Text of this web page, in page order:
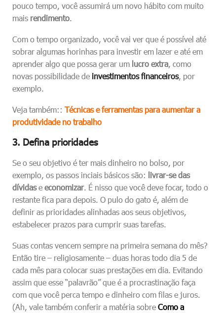
pouco tempo, você assumirá um novo hábito com muito
mais rendimento
Com o tempo organizado, você vai ver que é possível até
sobrar algumas horinhas para investir em lazer e até em
aprender algo que possa gerar um lucro extra , como
novas possibilidade de investimentos financeiros, por
exemplo.
Veja também:: Técnicas e ferramentas para aumentar a
produtividade no trabalho
3. Defina prioridades
Se o seu objetivo é ter mais dinheiro no bolso, por
exemplo, os passos inciais básicos são: livrar-se das
dívidase economizar. É nisso que você deve focar, todo o
restante fica para depois. O pulo do gato é, além de
definir as prioridades alinhadas aos seus objetivos,
estabelecer prazos para cumprir suas tarefas.
Suas contas vencem sempre na primeira semana do mês?
Então tire – religiosamente – duas horas todo dia 5 de
cada mês para colocar suas prestações em dia. Evitando
assim que esse “palavrão” que é a procrastinação faça
com que você perca tempo e dinheiro com filas e juros.
(Ah, vale também conferir a matéria sobre Como a